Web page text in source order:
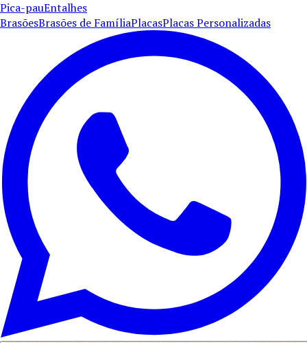
Pica-pauEntalhes
BrasõesBrasões de FamíliaPlacasPlacas Personalizadas